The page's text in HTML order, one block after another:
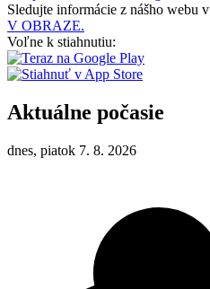
Sledujte informácie z nášho webu v
V OBRAZE.
Voľne k stiahnutiu:
Aktuálne počasie
dnes, piatok 7. 8. 2026